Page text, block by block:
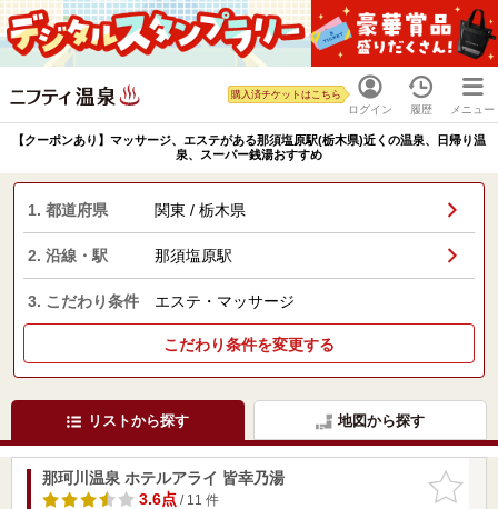
ログイン
購入済チケットはこちら
履歴 メニュー
【クーポンあり】マッサージ、エステがある那須塩原駅(栃木県)近くの温泉、日帰り温
泉、スーパー銭湯おすすめ
1. 都道府県 関東 / 栃木県
2. 沿線・駅 那須塩原駅
3. こだわり条件 エステ・マッサージ
こだわり条件を変更する
リストから探す 地図から探す
お気に入
りに追加
那珂川温泉 ホテルアライ 皆幸乃湯
3.6点/ 11 件